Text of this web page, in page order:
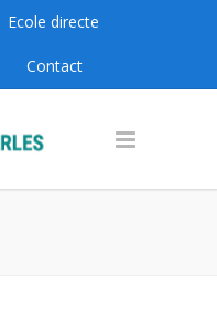
Ecole directe
Contact